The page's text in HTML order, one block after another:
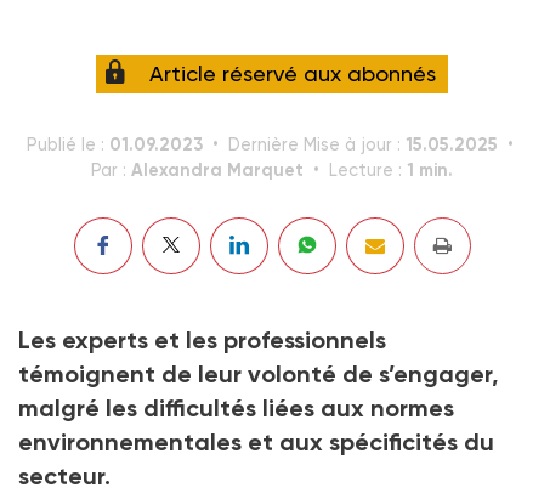
Article réservé aux abonnés
Publié le : 01.09.2023 Dernière Mise à jour : 15.05.2025
Par : Alexandra Marquet Lecture : 1 min.
Les experts et les professionnels
témoignent de leur volonté de s’engager,
malgré les difficultés liées aux normes
environnementales et aux spécificités du
secteur.